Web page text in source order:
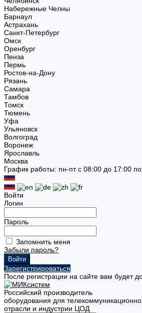
Набережные Челны
Барнаул
Астрахань
Санкт-Петербург
Омск
Оренбург
Пенза
Пермь
Ростов-на-Дону
Рязань
Самара
Тамбов
Томск
Тюмень
Уфа
Ульяновск
Волгоград
Воронеж
Ярославль
Москва
График работы: пн-пт с 08:00 до 17:00
Войти
Логин
Пароль
Запомнить меня
Забыли пароль?
Зарегистрироваться
После регистрации на сайте вам будет
Российский производитель
оборудования для
отрасли и индустрии ЦОД